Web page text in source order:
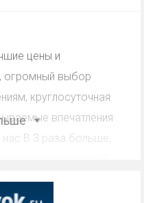
цены и
огромный выбор
круглосуточная
впечатления
нас В 3 раза больше,
секрет
прямых